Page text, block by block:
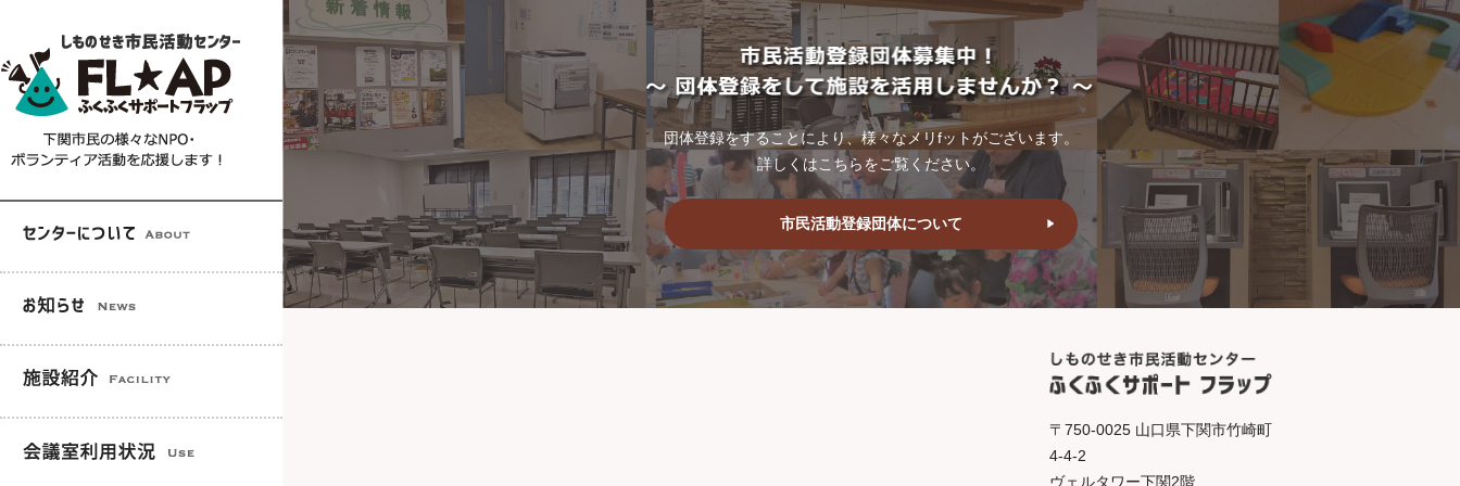
団体登録をすることにより、様々なメリfットがございます。
詳しくはこちらをご覧ください。
市民活動登録団体について
〒750-0025 山口県下関市竹崎町
4-4-2
ヴェルタワー下関2階